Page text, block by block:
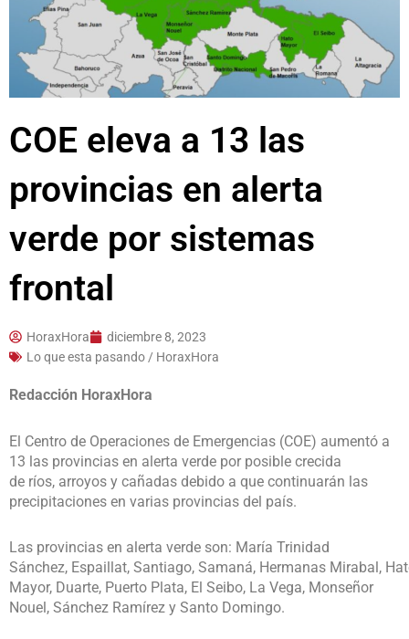
COE eleva a 13 las
provincias en alerta
verde por sistemas
frontal
HoraxHora
diciembre 8, 2023
Lo que esta pasando / HoraxHora
Redacción HoraxHora
El Centro de Operaciones de Emergencias (COE) aumentó a
13 las provincias en alerta verde por posible crecida
de ríos, arroyos y cañadas debido a que continuarán las
precipitaciones en varias provincias del país.
Las provincias en alerta verde son: María Trinidad
Sánchez, Espaillat, Santiago, Samaná, Hermanas Mirabal,
Mayor, Duarte, Puerto Plata, El Seibo, La Vega, Monseñor
Nouel, Sánchez Ramírez y Santo Domingo.